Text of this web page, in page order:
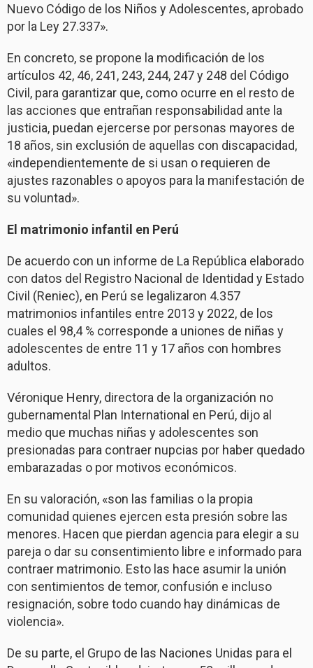
Nuevo Código de los Niños y Adolescentes, aprobado
por la Ley 27.337».
En concreto, se propone la modificación de los
artículos 42, 46, 241, 243, 244, 247 y 248 del Código
Civil, para garantizar que, como ocurre en el resto de
las acciones que entrañan responsabilidad ante la
justicia, puedan ejercerse por personas mayores de
18 años, sin exclusión de aquellas con discapacidad,
«independientemente de si usan o requieren de
ajustes razonables o apoyos para la manifestación de
su voluntad».
El matrimonio infantil en Perú
De acuerdo con un informe de La República elaborado
con datos del Registro Nacional de Identidad y Estado
Civil (Reniec), en Perú se legalizaron 4.357
matrimonios infantiles entre 2013 y 2022, de los
cuales el 98,4 % corresponde a uniones de niñas y
adolescentes de entre 11 y 17 años con hombres
adultos.
Véronique Henry, directora de la organización no
gubernamental Plan International en Perú, dijo al
medio que muchas niñas y adolescentes son
presionadas para contraer nupcias por haber quedado
embarazadas o por motivos económicos.
En su valoración, «son las familias o la propia
comunidad quienes ejercen esta presión sobre las
menores. Hacen que pierdan agencia para elegir a su
pareja o dar su consentimiento libre e informado para
contraer matrimonio. Esto las hace asumir la unión
con sentimientos de temor, confusión e incluso
resignación, sobre todo cuando hay dinámicas de
violencia».
De su parte, el Grupo de las Naciones Unidas para el